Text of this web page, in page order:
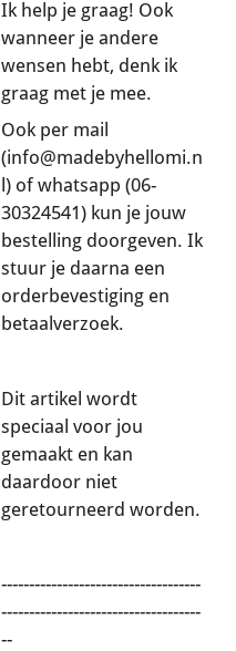
Ik help je graag! Ook
wanneer je andere
wensen hebt, denk ik
graag met je mee.
Ook per mail
(info@madebyhellomi.n
l) of whatsapp (06-
30324541) kun je jouw
bestelling doorgeven. Ik
stuur je daarna een
orderbevestiging en
betaalverzoek.
Dit artikel wordt
speciaal voor jou
gemaakt en kan
daardoor niet
geretourneerd worden.
------------------------------------
------------------------------------
--